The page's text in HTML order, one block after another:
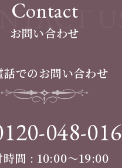
Contact
お問い合わせ US
話でのお問い合わせ
048-016
時間 : 10:00〜19:00